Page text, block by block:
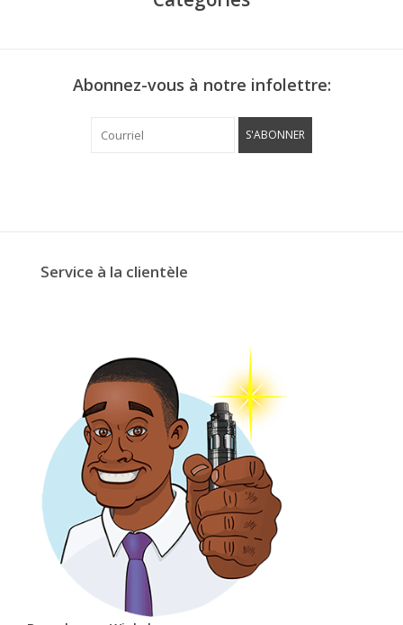
Abonnez-vous à notre infolettre:
S'ABONNER
Service à la clientèle